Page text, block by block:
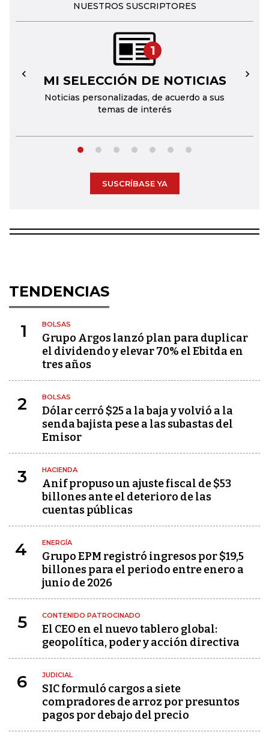
NUESTROS SUSCRIPTORES
1
MI SELECCIÓN DE NOTICIAS
Noticias personalizadas, de acuerdo a sus
temas de interés
← →
SUSCRÍBASE YA
TENDENCIAS
1 BOLSAS
Grupo Argos lanzó plan para duplicar
el dividendo y elevar 70% el Ebitda en
tres años
2 BOLSAS
Dólar cerró $25 a la baja y volvió a la
senda bajista pese a las subastas del
Emisor
3 HACIENDA
Anif propuso un ajuste fiscal de $53
billones ante el deterioro de las
cuentas públicas
4 ENERGÍA
Grupo EPM registró ingresos por $19,5
billones para el periodo entre enero a
junio de 2026
5 CONTENIDO PATROCINADO
El CEO en el nuevo tablero global:
geopolítica, poder y acción directiva
6 JUDICIAL
SIC formuló cargos a siete
compradores de arroz por presuntos
pagos por debajo del precio